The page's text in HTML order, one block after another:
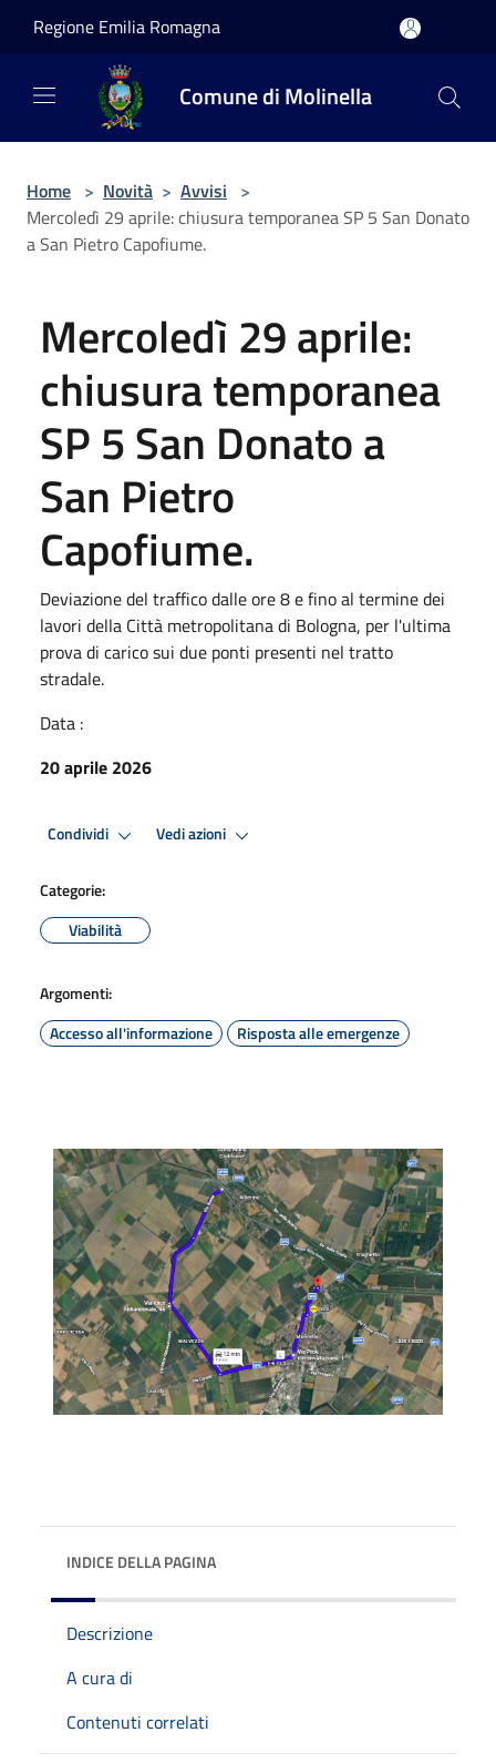
Regione Emilia Romagna
Comune di Molinella
Home > Novità > Avvisi >
Mercoledì 29 aprile: chiusura temporanea SP 5 San Donato
a San Pietro Capofiume.
Mercoledì 29 aprile:
chiusura temporanea
SP 5 San Donato a
San Pietro
Capofiume.
Deviazione del traffico dalle ore 8 e fino al termine dei
lavori della Città metropolitana di Bologna, per l'ultima
prova di carico sui due ponti presenti nel tratto
stradale.
Data :
20 aprile 2026
Condividi Vedi azioni
Categorie:
Viabilità
Argomenti:
Accesso all'informazione
Risposta alle emergenze
INDICE DELLA PAGINA
Descrizione
A cura di
Contenuti correlati